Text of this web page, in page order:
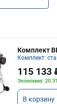
Комплект
Комплект:
115 133
Экономия: 20
В корзину